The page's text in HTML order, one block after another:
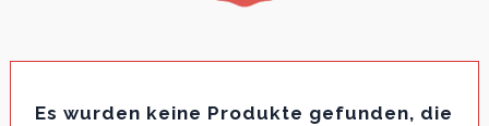
Es wurden keine Produkte gefunden, die